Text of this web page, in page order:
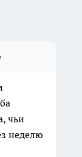
чьи
неделю